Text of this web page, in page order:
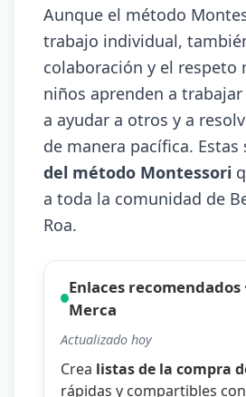
Aunque el método
trabajo individual,
colaboración y el respeto
niños aprenden a
a ayudar a otros y a
de manera pacífica. Estas
del método Montessori
a toda la comunidad de
Roa.
Enlaces recomendados
Merca
Actualizado hoy
Crea listas de la compra
rápidas y compartibles